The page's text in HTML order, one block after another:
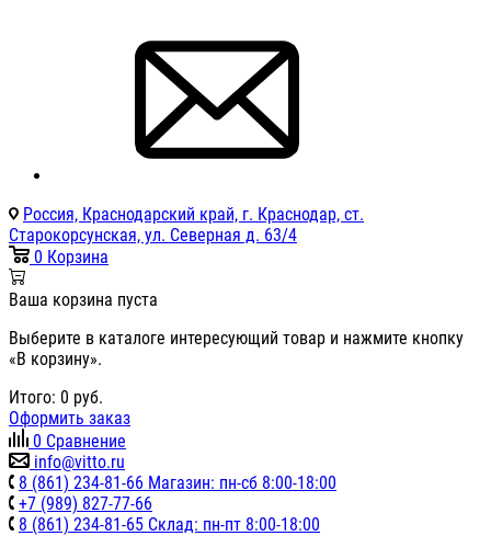
Россия, Краснодарский край, г. Краснодар, ст.
Старокорсунская, ул. Северная д. 63/4
0 Корзина
Ваша корзина пуста
Выберите в каталоге интересующий товар и нажмите кнопку
«В корзину».
Итого: 0 руб.
Оформить заказ
0 Сравнение
info@vitto.ru
8 (861) 234-81-66 Магазин: пн-сб 8:00-18:00
+7 (989) 827-77-66
8 (861) 234-81-65 Склад: пн-пт 8:00-18:00